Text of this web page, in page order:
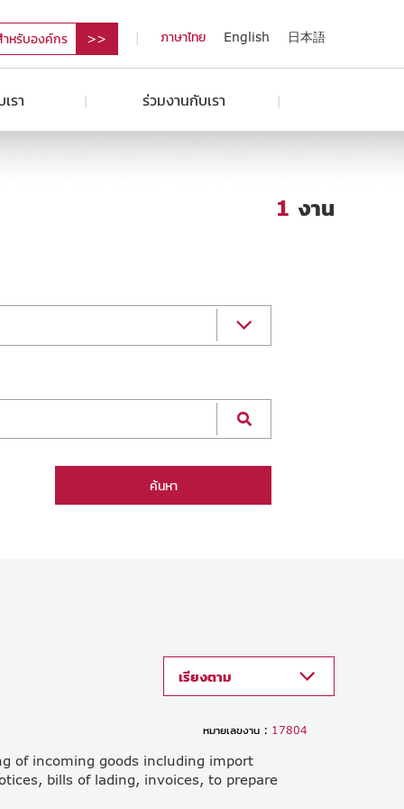
ำหรับองค์กร ภาษาไทย English 日本語
รา ร่วมงานกับเรา
1 งาน
ค้นหา
เรียงตาม
หมายเลขงาน : 17804
of incoming goods including import
bills of lading, invoices, to prepare